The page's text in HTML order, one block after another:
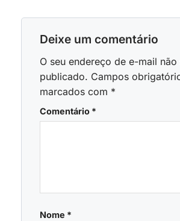
Deixe um comentário
O seu endereço de e-mail não
publicado. Campos
marcados com *
Comentário *
Nome *